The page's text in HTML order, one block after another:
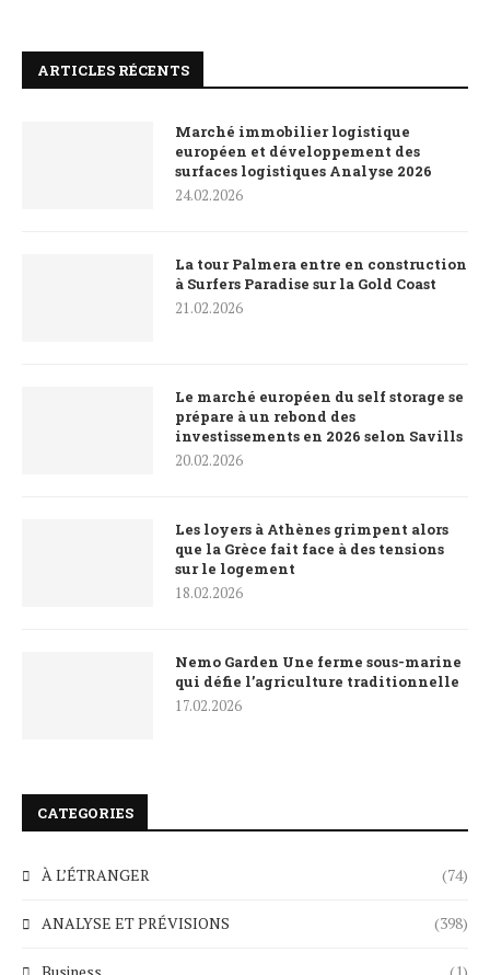
ARTICLES RÉCENTS
Marché immobilier logistique
européen et développement des
surfaces logistiques Analyse 2026
24.02.2026
La tour Palmera entre en construction
à Surfers Paradise sur la Gold Coast
21.02.2026
Le marché européen du self storage se
prépare à un rebond des
investissements en 2026 selon Savills
20.02.2026
Les loyers à Athènes grimpent alors
que la Grèce fait face à des tensions
sur le logement
18.02.2026
Nemo Garden Une ferme sous-marine
qui défie l’agriculture traditionnelle
17.02.2026
CATEGORIES
À L’ÉTRANGER (74)
ANALYSE ET PRÉVISIONS (398)